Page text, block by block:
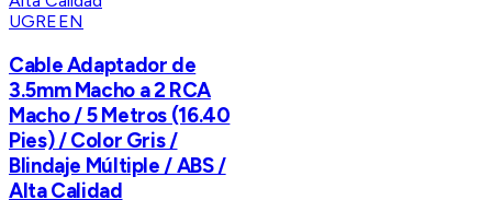
UGREEN
Cable Adaptador de
3.5mm Macho a 2 RCA
Macho / 5 Metros (16.40
Pies) / Color Gris /
Blindaje Múltiple / ABS /
Alta Calidad